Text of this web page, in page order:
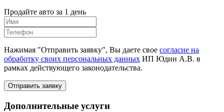
Продайте авто за 1 день
Нажимая "Отправить заявку", Вы даете свое согласие на
обработку своих персональных данных ИП Юдин А.В. в
рамках действующего законодательства.
Отправить заявку
Дополнительные услуги